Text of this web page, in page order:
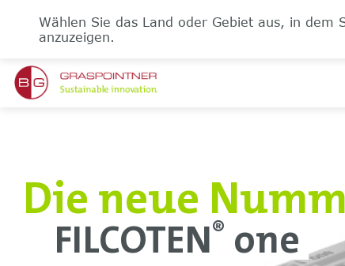
Wählen Sie das Land oder Gebiet aus, in dem
anzuzeigen.
Die neue
FILCOTEN® one